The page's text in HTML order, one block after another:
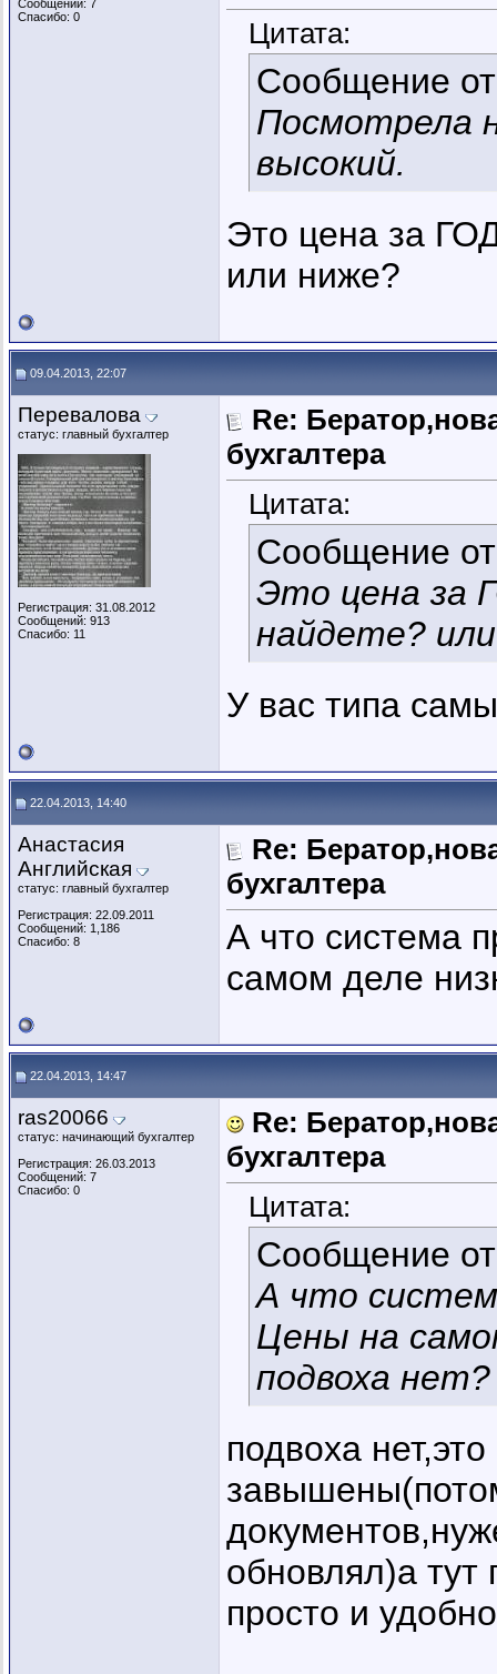
Сообщений: 7
Спасибо: 0
Цитата:
Сообщение
Посмотрела
высокий.
Это цена за
или ниже?
09.04.2013, 22:07
Перевалова
статус: главный бухгалтер
Регистрация: 31.08.2012
Сообщений: 913
Спасибо: 11
Re:
бухгалтера
Цитата:
Сообщение
Это цена за
найдете?
У вас типа
22.04.2013, 14:40
Анастасия
Английская
статус: главный бухгалтер
Регистрация: 22.09.2011
Сообщений: 1,186
Спасибо: 8
Re:
бухгалтера
А что система
самом деле
22.04.2013, 14:47
ras20066
статус: начинающий бухгалтер
Регистрация: 26.03.2013
Сообщений: 7
Спасибо: 0
Re:
бухгалтера
Цитата:
Сообщение
А что
Цены на
подвоха нет?
подвоха
обновлял)а тут
просто и